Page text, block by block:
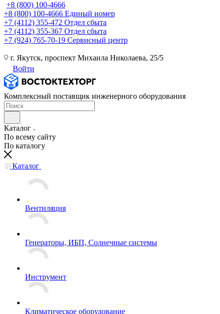
+8 (800) 100-4666
+8 (800) 100-4666 Единый номер
+7 (4112) 355-472 Отдел сбыта
+7 (4112) 355-367 Отдел сбыта
+7 (924) 765-70-19 Сервисный центр
г. Якутск, проспект Михаила Николаева, 25/5
Войти
Комплексный поставщик инженерного оборудования
Каталог
По всему сайту
По каталогу
Каталог
Вентиляция
Генераторы, ИБП, Солнечные системы
Инструмент
Климатическое оборудование